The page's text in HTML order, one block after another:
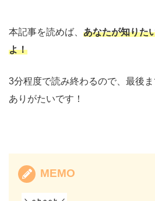
本記事を読めば、 あなたが知りた
よ！
3分程度で読み終わるので、最後
ありがたいです！
MEMO